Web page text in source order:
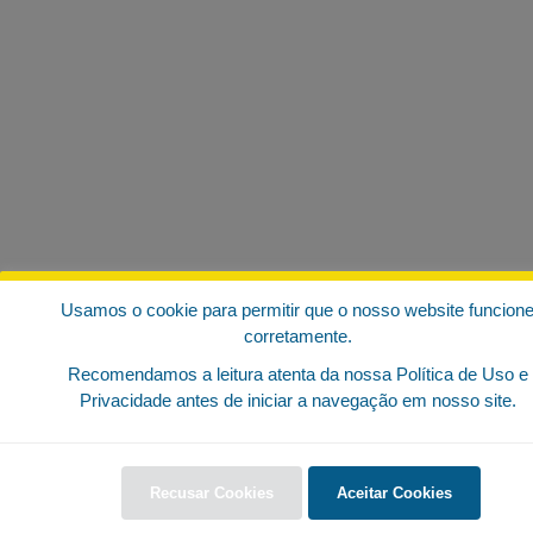
Usamos o cookie para permitir que o nosso website funcione
corretamente.
Recomendamos a leitura atenta da nossa Política de Uso e
Privacidade antes de iniciar a navegação em nosso site.
Recusar Cookies Aceitar Cookies